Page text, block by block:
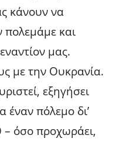
κάνουν να
πολεμάμε και
μας.
με την Ουκρανία.
εξηγήσει
έναν πόλεμο δι’
όσο προχωράει,